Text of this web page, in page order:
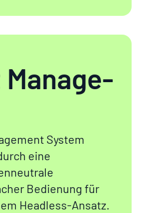
Manage­
System
eine
Bedienung für
Headless-Ansatz.